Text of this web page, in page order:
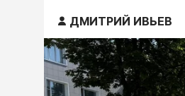
ДМИТРИЙ ИВЬЕВ